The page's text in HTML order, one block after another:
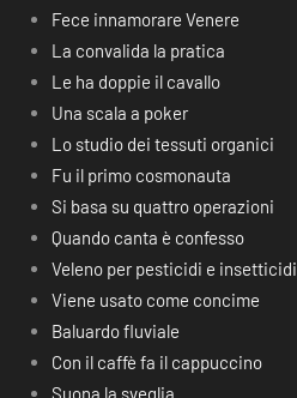
Fece innamorare Venere
La convalida la pratica
Le ha doppie il cavallo
Una scala a poker
Lo studio dei tessuti organici
Fu il primo cosmonauta
Si basa su quattro operazioni
Quando canta è confesso
Veleno per pesticidi e insetticidi
Viene usato come concime
Baluardo fluviale
Con il caffè fa il cappuccino
Suona la sveglia